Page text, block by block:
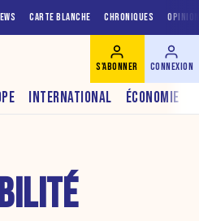
CARTE BLANCHE CHRONIQUES
INTERNATIONAL ÉCONOMIE
S'ABONNER CONNEXION